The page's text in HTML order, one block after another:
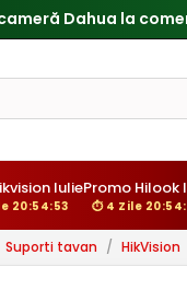
Iulie
20:54:52
Promo Hilook
⏱ 4 Zile
Suporti tavan / HikVision